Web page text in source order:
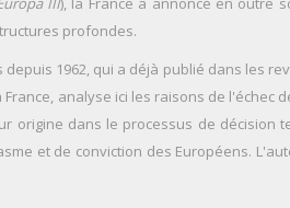
profondes.
1962, qui a déjà publié dans les
analyse ici les raisons de l'échec
origine dans le processus de décision
et de conviction des Européens.